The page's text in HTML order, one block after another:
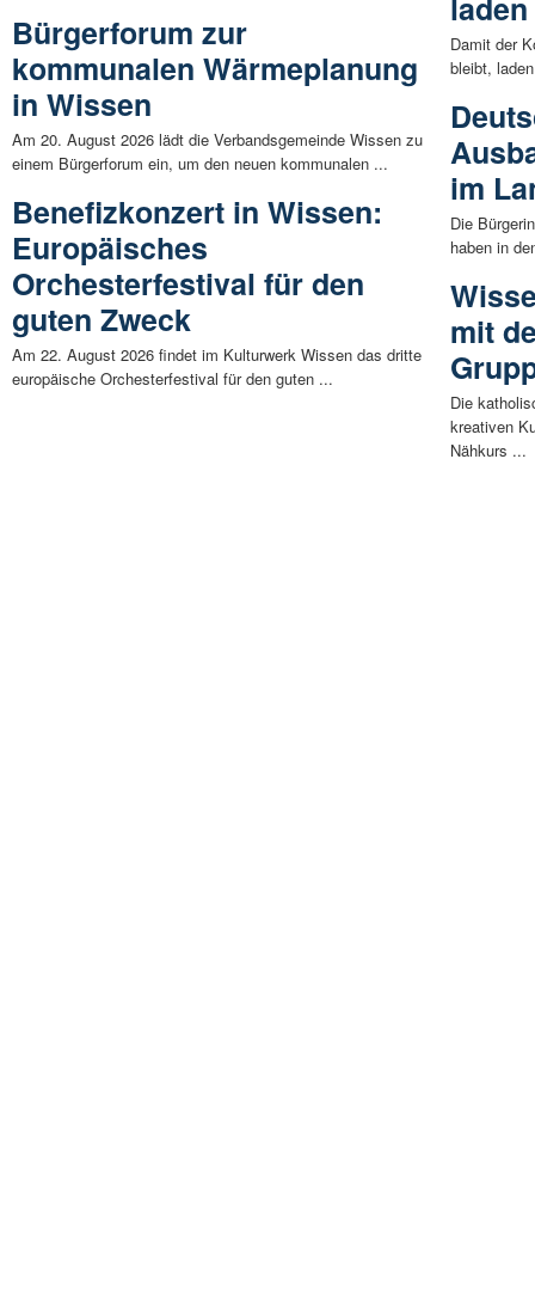
Bürgerforum zur
kommunalen Wärmeplanung
in Wissen
Am 20. August 2026 lädt die Verbandsgemeinde Wissen zu
einem Bürgerforum ein, um den neuen kommunalen ...
Benefizkonzert in Wissen:
Europäisches
Orchesterfestival für den
guten Zweck
Am 22. August 2026 findet im Kulturwerk Wissen das dritte
europäische Orchesterfestival für den guten ...
Damit der
bleibt,
im
Die
haben in
mit
Die
kreativen
Nähkurs ...